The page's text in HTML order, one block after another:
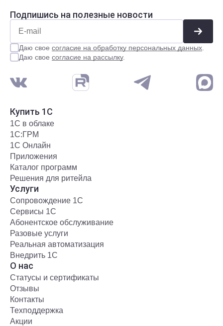
Подпишись на полезные новости
Даю свое согласие на обработку персональных данных
Даю свое согласие на рассылку.
Купить 1С
1С в облаке
1С:ГРМ
1С Онлайн
Приложения
Каталог программ
Решения для ритейла
Услуги
Сопровождение 1С
Сервисы 1С
Абонентское обслуживание
Разовые услуги
Реальная автоматизация
Внедрить 1С
О нас
Статусы и сертификаты
Отзывы
Контакты
Техподдержка
Акции